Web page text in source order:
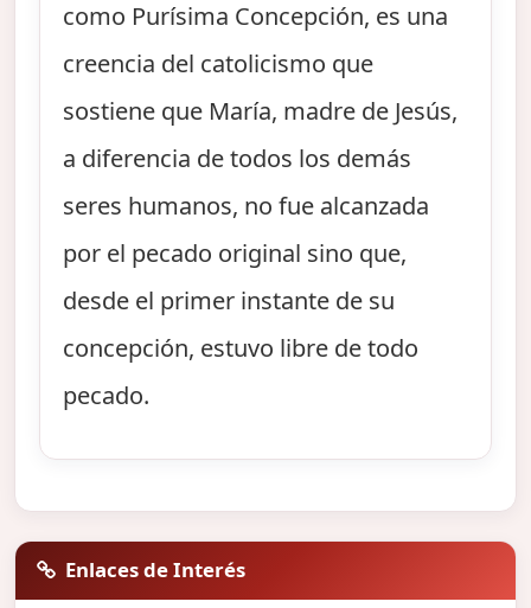
como Purísima Concepción, es una
creencia del catolicismo que
sostiene que María, madre de Jesús,
a diferencia de todos los demás
seres humanos, no fue alcanzada
por el pecado original sino que,
desde el primer instante de su
concepción, estuvo libre de todo
pecado.
Enlaces de Interés